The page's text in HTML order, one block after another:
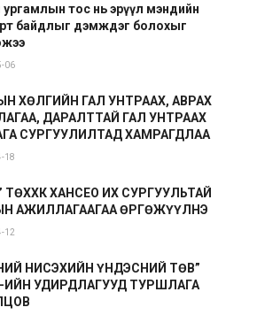
ургамлын тос нь эрүүл мэндийн
байдлыг дэмждэг болохыг
06
ХӨЛГИЙН ГАЛ УНТРААХ, АВРАХ
ДАРАЛТТАЙ ГАЛ УНТРААХ
СУРГУУЛИЛТАД ХАМРАГДЛАА
18
ТӨХХК ХАНСЕО ИХ СУРГУУЛЬТАЙ
АЖИЛЛАГААГАА ӨРГӨЖҮҮЛНЭ
12
НИСЭХИЙН ҮНДЭСНИЙ ТӨВ”
ИЙН УДИРДЛАГУУД ТУРШЛАГА